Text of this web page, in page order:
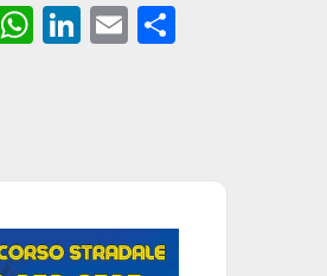
X
W
A
p
Li
dI
E
vi